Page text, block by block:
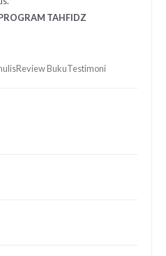
TAHFIDZ
Review BukuTestimoni